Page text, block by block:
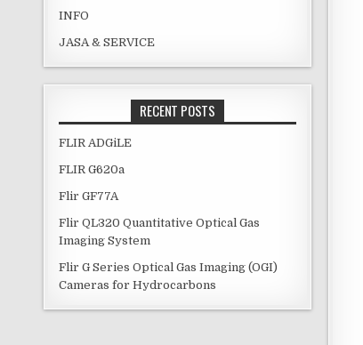
INFO
JASA & SERVICE
RECENT POSTS
FLIR ADGiLE
FLIR G620a
Flir GF77A
Flir QL320 Quantitative Optical Gas
Imaging System
Flir G Series Optical Gas Imaging (OGI)
Cameras for Hydrocarbons